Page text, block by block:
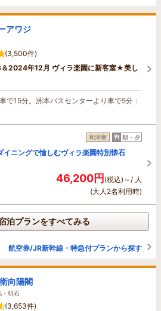
アワジ
(3,500件)
2024年12月 ヴィラ楽園に新客室★美し
で15分。洲本バスセンターより車で5分：
和洋室 朝・夕
イニングで愉しむヴィラ楽園特別懐石
46,200円(税込)～/ 人
(大人2名利用時)
泊プランをすべてみる
航空券/JR新幹線・特急付プランから探す
向陽閣
・明石
(3,653件)